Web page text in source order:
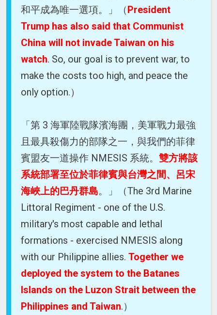
和平成為唯一選項。」（President
Trump has also said that Communist
China will not invade Taiwan on his
watch. So, our goal is to prevent war, to
make the costs too high, and peace the
only option.）
「第 3 海軍陸戰隊濱海團，美軍戰力最強
且最具殺傷力的部隊之一，與我們的菲律
賓盟友一道操作 NMESIS 系統。雙方將該
系統部署至位於菲律賓與台灣之間、呂宋
海峽上的巴丹群島。」（The 3rd Marine
Littoral Regiment - one of the U.S.
military's most capable and lethal
formations - exercised NMESIS along
with our Philippine allies.Together we
deployed the system to the Batanes
Islands on the Luzon Strait between the
Philippines and Taiwan.）